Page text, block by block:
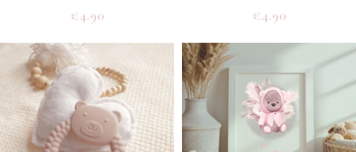
€4.90 €4.90